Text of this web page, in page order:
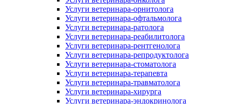
Услуги ветеринара-орнитолога
Услуги ветеринара-офтальмолога
Услуги ветеринара-ратолога
Услуги ветеринара-реабилитолога
Услуги ветеринара-рентгенолога
Услуги ветеринара-репродуктолога
Услуги ветеринара-стоматолога
Услуги ветеринара-терапевта
Услуги ветеринара-травматолога
Услуги ветеринара-хирурга
Услуги ветеринара-эндокринолога